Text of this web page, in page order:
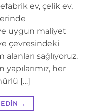
ev, çelik ev,
uygun maliyet
çevresindeki
sağlıyoruz.
her
[…]
EDIN →